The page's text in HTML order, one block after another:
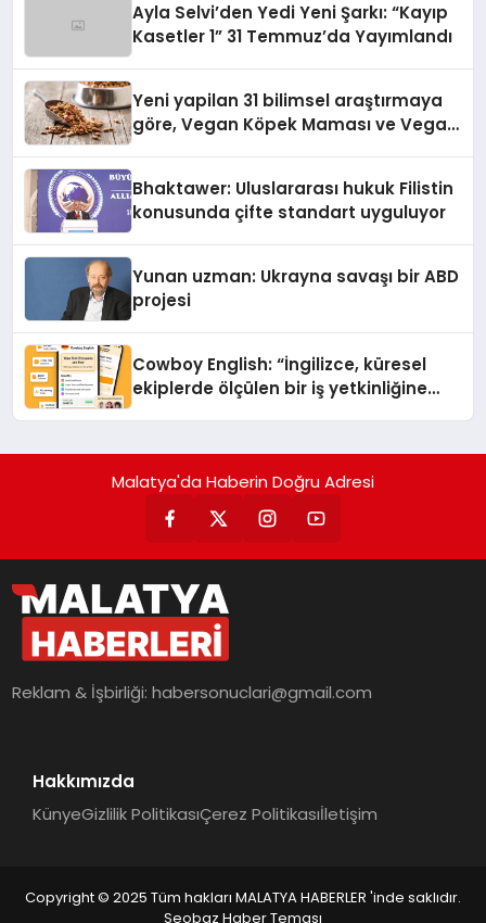
Ayla Selvi’den Yedi Yeni Şarkı: “Kayıp
Kasetler 1” 31 Temmuz’da Yayımlandı
Yeni yapilan 31 bilimsel araştırmaya
göre, Vegan Köpek Maması ve Vegan
Bhaktawer: Uluslararası hukuk Filistin
konusunda çifte standart uyguluyor
Yunan uzman: Ukrayna savaşı bir ABD
projesi
Cowboy English: “İngilizce, küresel
ekiplerde ölçülen bir iş yetkinliğine
Malatya'da Haberin Doğru Adresi
Reklam & İşbirliği:habersonuclari@gmail.com
Hakkımızda
KünyeGizlilik PolitikasıÇerez Politikasıİletişim
Copyright © 2025 Tüm hakları MALATYA HABERLER 'inde saklıdır.
Seobaz Haber Teması